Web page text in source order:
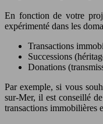
En fonction de votre
expérimenté dans les
Transactions
Successions
Donations
Par exemple, si vous
sur-Mer, il est conseillé
transactions immobilières